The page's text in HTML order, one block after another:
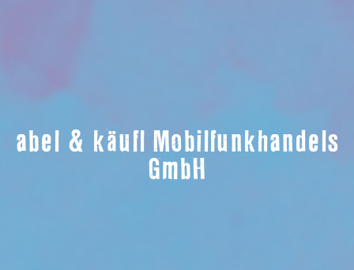
abel & käufl Mobilfunkhandels
GmbH